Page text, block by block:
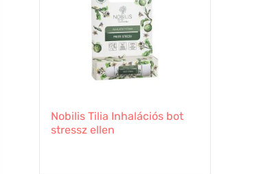
Nobilis Tilia Inhalációs bot
stressz ellen